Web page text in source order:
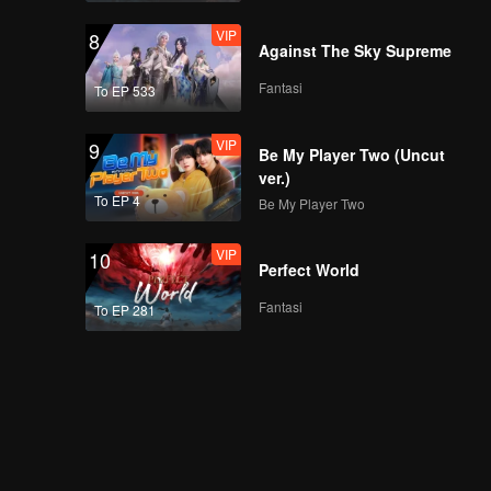
8
To EP 533
VIP
Against The Sky Supreme
Fantasi
9
To EP 4
VIP
Be My Player Two (Uncut
ver.)
Be My Player Two
10
To EP 281
VIP
Perfect World
Fantasi